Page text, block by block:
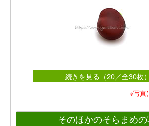
続きを見る（20／全30枚）
※写真
そのほかのそらまめ